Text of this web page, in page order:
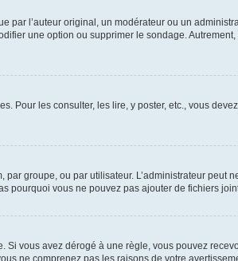
par l’auteur original, un modérateur ou un
une option ou supprimer le sondage.
Pour les consulter, les lire, y poster, etc., vous
groupe, ou par utilisateur. L’administrateur
pourquoi vous ne pouvez pas ajouter de fichiers
vous avez dérogé à une règle, vous pouvez
ne comprenez pas les raisons de votre